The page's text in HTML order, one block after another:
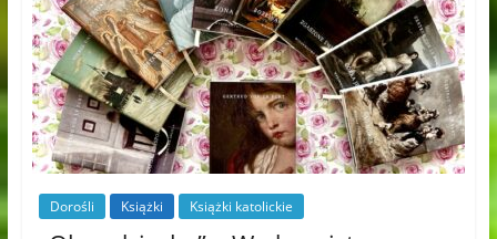
Dorośli Książki Książki katolickie